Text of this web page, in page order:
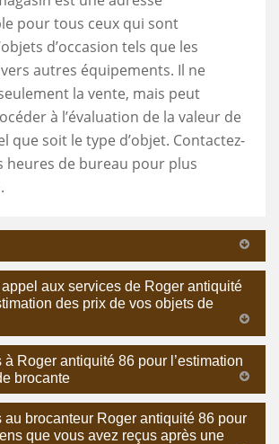
pour tous ceux qui sont
d’occasion tels que les
autres équipements. Il ne
la vente, mais peut
à l’évaluation de la valeur de
que soit le type d’objet. Contactez-
heures de bureau pour plus
aux services de Roger antiquité
des prix de vos objets de
Roger antiquité 86 pour l’estimation
brocante
au brocanteur Roger antiquité 86 pour
que vous avez reçus après une